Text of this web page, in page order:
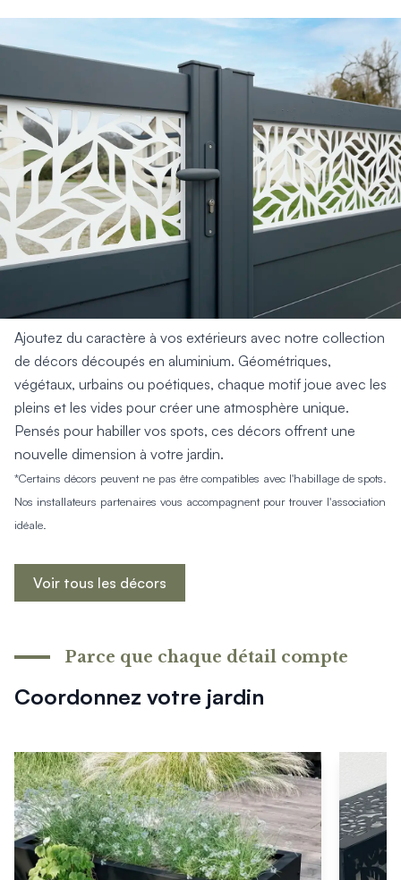
Ajoutez du caractère à vos extérieurs avec notre collection
de décors découpés en aluminium. Géométriques,
végétaux, urbains ou poétiques, chaque motif joue avec les
pleins et les vides pour créer une atmosphère unique.
Pensés pour habiller vos spots, ces décors offrent une
nouvelle dimension à votre jardin.
*Certains décors peuvent ne pas être compatibles avec l'habillage de spots.
Nos installateurs partenaires vous accompagnent pour trouver l'association
idéale.
Voir tous les décors
Coordonnez votre jardin
Parce que chaque détail compte